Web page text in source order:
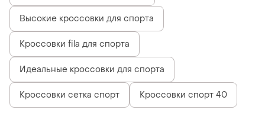
Высокие кроссовки для спорта
Кроссовки fila для спорта
Идеальные кроссовки для спорта
Кроссовки сетка спорт Кроссовки спорт 40